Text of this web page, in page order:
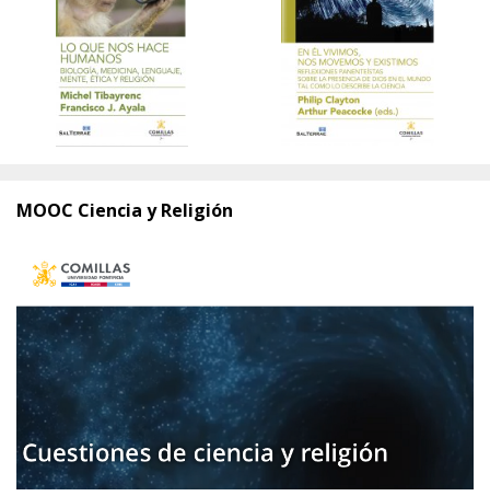
MOOC Ciencia y Religión